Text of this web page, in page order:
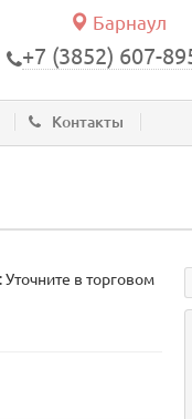
Барнаул
+7 (3852) 607-
Контакты
Уточните в торговом